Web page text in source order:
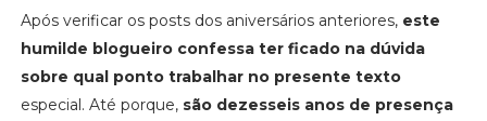
Após verificar os posts dos aniversários anteriores, este
humilde blogueiro confessa ter ficado na dúvida
sobre qual ponto trabalhar no presente texto
especial. Até porque, são dezesseis anos de presença